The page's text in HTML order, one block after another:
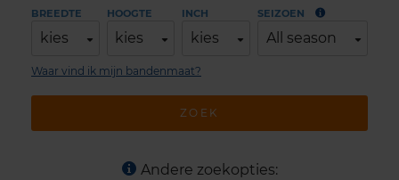
BREEDTE
kies
HOOGTE
kies
INCH
kies
SEIZOEN
All season
ZOEK
Waar vind ik mijn bandenmaat?
Andere zoekopties: